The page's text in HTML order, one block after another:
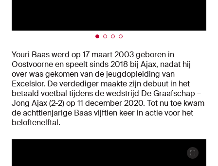
Youri Baas werd op 17 maart 2003 geboren in
Oostvoorne en speelt sinds 2018 bij Ajax, nadat hij
over was gekomen van de jeugdopleiding van
Excelsior. De verdediger maakte zijn debuut in het
betaald voetbal tijdens de wedstrijd De Graafschap –
Jong Ajax (2-2) op 11 december 2020. Tot nu toe kwam
de achttienjarige Baas vijftien keer in actie voor het
beloftenelftal.